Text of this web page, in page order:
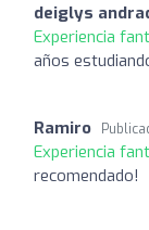
deiglys
Experiencia
años
Ramiro
Experiencia
recomendado!